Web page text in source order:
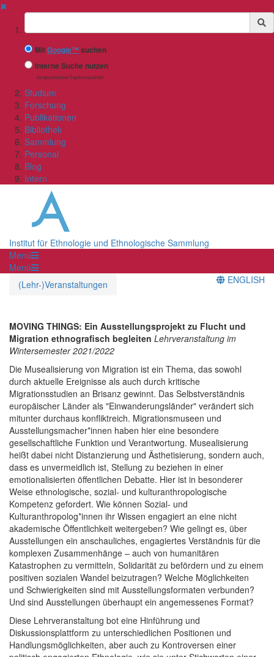
✖
Suchbegriff
MitGoogle™ suchen
Interne Suche nutzen
(eingeschränkte Ergebnisqualität)
Studium
Forschung
Publikationen
Bibliothek
Sammlung
Personal
Blog
Intern
Institut für Ethnologie und Ethnologische Sammlung
Menü
Menü
(Lehr-)Veranstaltungen
ENGLISH
MOVING THINGS: Ein Ausstellungsprojekt zu Flucht und
Migration ethnografisch begleiten Lehrveranstaltung im
Wintersemester 2021/2022
Die Musealisierung von Migration ist ein Thema, das sowohl
durch aktuelle Ereignisse als auch durch kritische
Migrationsstudien an Brisanz gewinnt. Das Selbstverständnis
europäischer Länder als "Einwanderungsländer" verändert sich
mitunter durchaus konfliktreich. Migrationsmuseen und
Ausstellungsmacher*innen haben hier eine besondere
gesellschaftliche Funktion und Verantwortung. Musealisierung
heißt dabei nicht Distanzierung und Ästhetisierung, sondern auch,
dass es unvermeidlich ist, Stellung zu beziehen in einer
emotionalisierten öffentlichen Debatte. Hier ist in besonderer
Weise ethnologische, sozial- und kulturanthropologische
Kompetenz gefordert. Wie können Sozial- und
Kulturanthropolog*innen ihr Wissen engagiert an eine nicht
akademische Öffentlichkeit weitergeben? Wie gelingt es, über
Ausstellungen ein anschauliches, engagiertes Verständnis für die
komplexen Zusammenhänge – auch von humanitären
Katastrophen zu vermitteln, Solidarität zu befördern und zu einem
positiven sozialen Wandel beizutragen? Welche Möglichkeiten
und Schwierigkeiten sind mit Ausstellungsformaten verbunden?
Und sind Ausstellungen überhaupt ein angemessenes Format?
Diese Lehrveranstaltung bot eine Hinführung und
Diskussionsplattform zu unterschiedlichen Positionen und
Handlungsmöglichkeiten, aber auch zu Kontroversen einer